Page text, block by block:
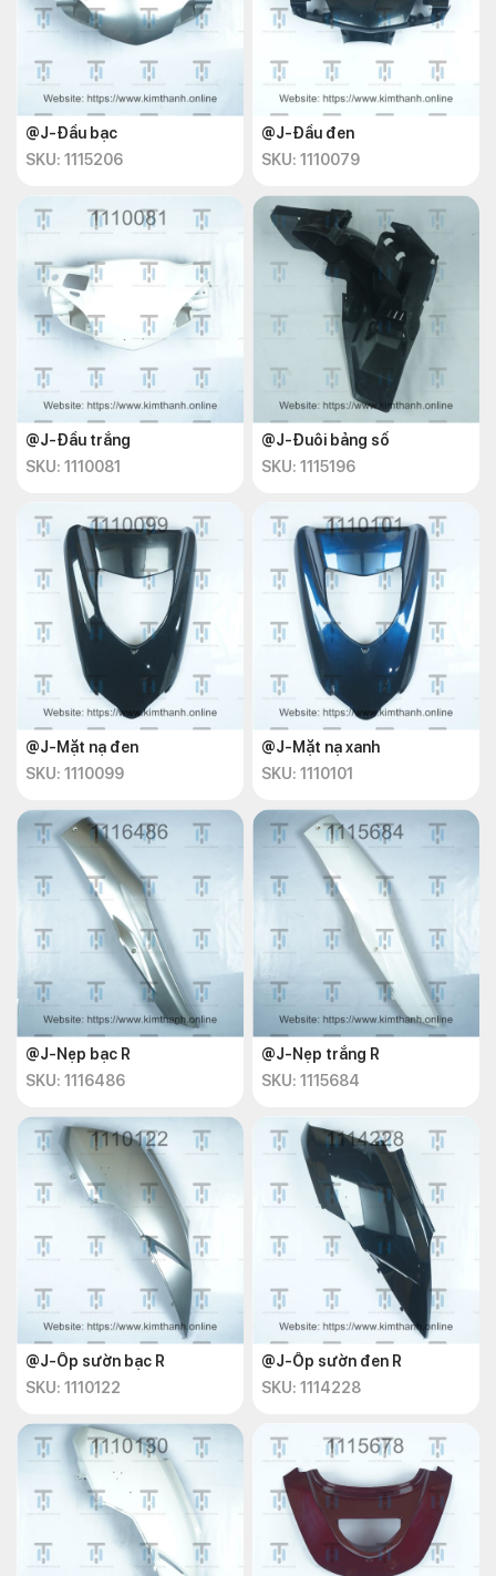
@J-Đầu bạc
SKU: 1115206
@J-Đầu đen
SKU: 1110079
@J-Đầu trắng
SKU: 1110081
@J-Đuôi bảng số
SKU: 1115196
@J-Mặt nạ đen
SKU: 1110099
@J-Mặt nạ xanh
SKU: 1110101
@J-Nẹp bạc R
SKU: 1116486
@J-Nẹp trắng R
SKU: 1115684
@J-Ốp sườn bạc R
SKU: 1110122
@J-Ốp sườn đen R
SKU: 1114228